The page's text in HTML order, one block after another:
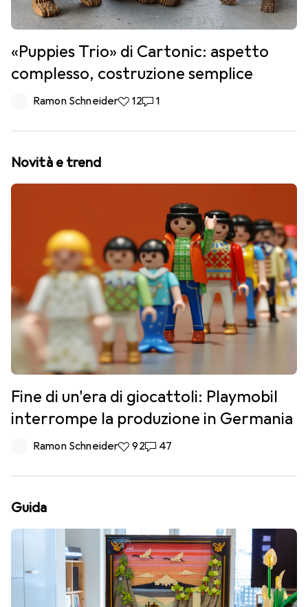
«Puppies Trio» di Cartonic: aspetto
complesso, costruzione semplice
Ramon Schneider12 like
121 commento
1
Novità e trend
Fine di un'era di giocattoli: Playmobil
interrompe la produzione in Germania
Ramon Schneider92 like
9247 commenti
47
Guida